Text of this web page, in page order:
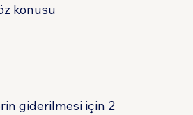
konusu
giderilmesi için 2